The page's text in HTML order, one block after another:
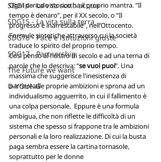
SDG14 - La vita sotto acqua
SDG15 - La vita sulla terra
SDG16 - Pace e istituzioni giuste
SDG17 - Partnership
The Future we want
U-YOUNG
Ogni periodo storico ha il proprio mantra. “Il
tempo è denaro”, per il XX secolo, o “Il
progresso è inarrestabile”, nell’Ottocento.
Formule sintetiche attraverso cui la società
traduce lo spirito del proprio tempo.
Così penso al nostro di secolo e ad una terna di
parole che lo descriva: “se vuoi puoi”. Una
massima che suggerisce l'inesistenza di
barriere alle proprie ambizioni e sprona ad un
individualismo agguerrito, in cui il fallimento è
una colpa personale.  Eppure è una formula
ambigua, che non riflette le difficoltà di un
sistema che spesso si frappone tra le ambizioni
personali e la loro realizzazione. Di cui la busta
paga sembra essere la cartina tornasole,
soprattutto per le donne